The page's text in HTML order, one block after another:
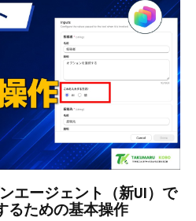
エージェント（新UI）で
るための基本操作